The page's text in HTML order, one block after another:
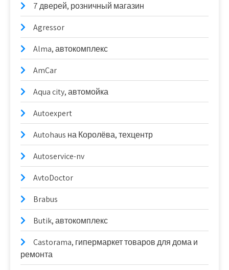
7 дверей, розничный магазин
Agressor
Alma, автокомплекс
AmCar
Aqua city, автомойка
Autoexpert
Autohaus на Королёва, техцентр
Autoservice-nv
AvtoDoctor
Brabus
Butik, автокомплекс
Castorama, гипермаркет товаров для дома и
ремонта